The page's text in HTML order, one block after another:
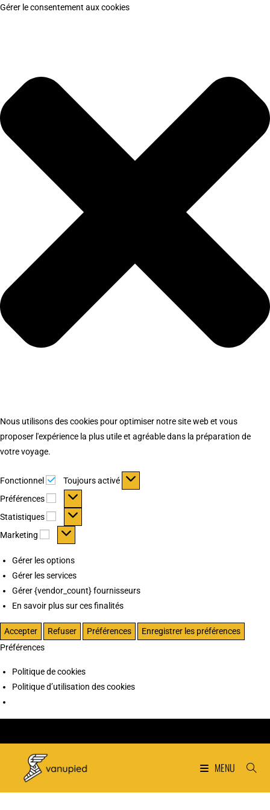
Gérer le consentement aux cookies
Nous utilisons des cookies pour optimiser notre site web et vous
proposer l'expérience la plus utile et agréable dans la préparation de
votre voyage.
Fonctionnel Fonctionnel
Toujours activé
Préférences
Préférences
Statistiques Statistiques
Marketing Marketing
Gérer les options
Gérer les services
Gérer {vendor_count} fournisseurs
En savoir plus sur ces finalités
Accepter Refuser Préférences
Enregistrer les préférences
Préférences
Politique de cookies
Politique d’utilisation des cookies
MENU